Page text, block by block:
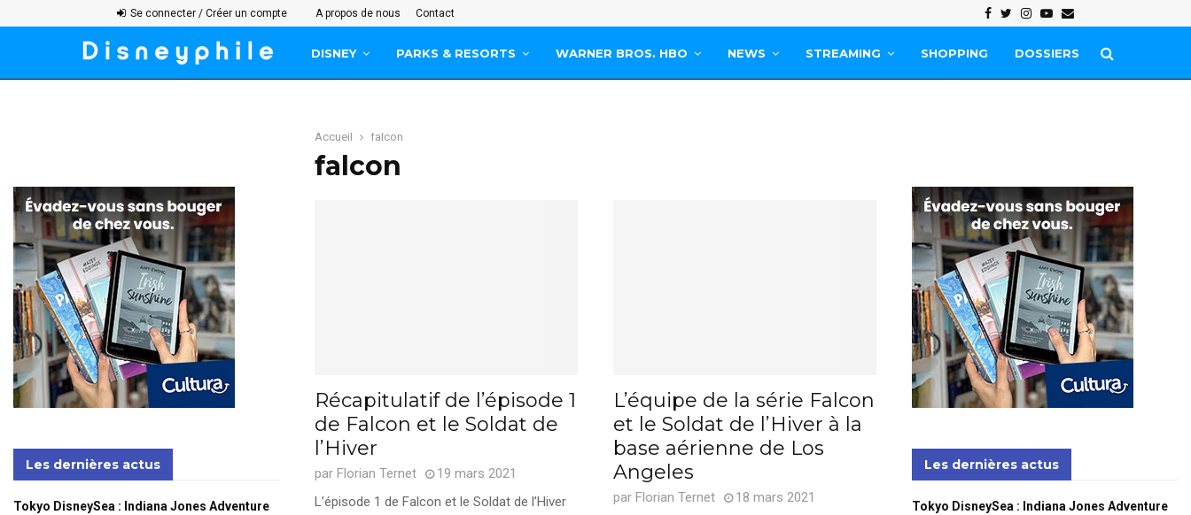
Se connecter / Créer un compte A propos de nous Contact Facebook
Twitter
Instagram
Youtube
Email
DISNEY PARKS & RESORTS WARNER BROS. HBO NEWS STREAMING SHOPPING DOSSIERS
Accueil falcon
falcon
Récapitulatif de l’épisode 1
de Falcon et le Soldat de
l’Hiver
par Florian Ternet
19 mars 2021
L’épisode 1 de Falcon et le Soldat de l’Hiver
L’équipe de la série Falcon
et le Soldat de l’Hiver à la
base aérienne de Los
Angeles
par Florian Ternet
18 mars 2021
Les dernières actus
Tokyo DisneySea : Indiana Jones Adventure
Les dernières actus
Tokyo DisneySea : Indiana Jones Adventure